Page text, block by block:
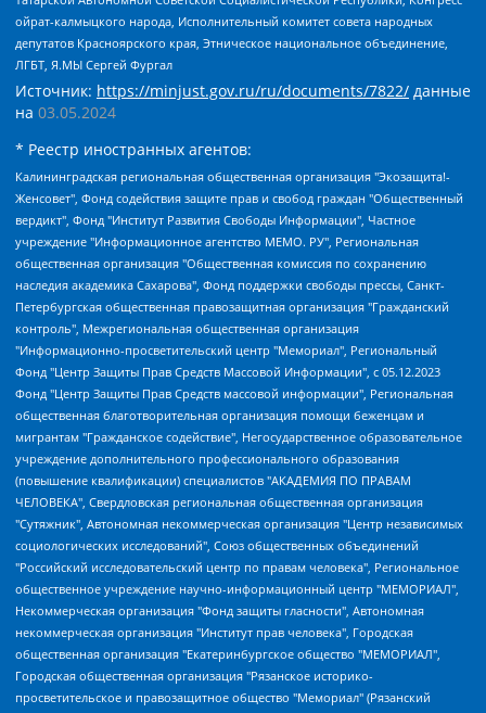
ойрат-калмыцкого народа, Исполнительный комитет совета народных
депутатов Красноярского края, Этническое национальное объединение,
ЛГБТ, Я.МЫ Сергей Фургал
Источник: https://minjust.gov.ru/ru/documents/7822/ данные
на 03.05.2024
* Реестр иностранных агентов:
Калининградская региональная общественная организация "Экозащита!-Женсовет", Фонд содействия защите прав и свобод граждан "Общественный вердикт", Фонд "Институт Развития Свободы Информации", Частное учреждение "Информационное агентство МЕМО. РУ", Региональная общественная организация "Общественная комиссия по сохранению наследия академика Сахарова", Фонд поддержки свободы прессы, Санкт-Петербургская общественная правозащитная организация "Гражданский контроль", Межрегиональная общественная организация "Информационно-просветительский центр "Мемориал", Региональный Фонд "Центр Защиты Прав Средств Массовой Информации", с 05.12.2023 Фонд "Центр Защиты Прав Средств массовой информации", Региональная общественная благотворительная организация помощи беженцам и мигрантам "Гражданское содействие", Негосударственное образовательное учреждение дополнительного профессионального образования (повышение квалификации) специалистов "АКАДЕМИЯ ПО ПРАВАМ ЧЕЛОВЕКА", Свердловская региональная общественная организация "Сутяжник", Автономная некоммерческая организация "Центр независимых социологических исследований", Союз общественных объединений "Российский исследовательский центр по правам человека", Региональное общественное учреждение научно-информационный центр "МЕМОРИАЛ", Некоммерческая организация "Фонд защиты гласности", Автономная некоммерческая организация "Институт прав человека", Городская общественная организация "Екатеринбургское общество "МЕМОРИАЛ", Городская общественная организация "Рязанское историко-просветительское и правозащитное общество "Мемориал" (Рязанский Мемориал), Челябинский региональный орган общественной самодеятельности – женское общественное объединение "Женщины Евразии", Челябинский региональный орган общественной самодеятельности "Уральская правозащитная группа", Фонд содействия защите здоровья и социальной справедливости имени Андрея Рылькова, Автономная Некоммерческая Организация "Аналитический Центр Юрия Левады", Автономная некоммерческая организация социальной поддержки населения "Проект Апрель", Региональная общественная организация помощи женщинам и детям, находящимся в кризисной ситуации "Информационно-методический центр "Анна", Фонд содействия развитию массовых коммуникаций и правовому просвещению "Так-так-Так", Фонд содействия устойчивому развитию "Серебряная тайга", Свердловский региональный общественный фонд социальных проектов "Новое время", "Idel.Реалии", Кавказ.Реалии, Крым.Реалии, Телеканал Настоящее Время, Татаро-башкирская служба Радио Свобода (Azatliq Radiosi), Радио Свободная Европа/Радио Свобода (PCE/PC), "Сибирь.Реалии", "Фактограф", Благотворительный фонд помощи осужденным и их семьям, Автономная некоммерческая организация "Институт глобализации и социальных движений", Фонд "В защиту прав заключенных", Частное учреждение "Центр поддержки и содействия развитию средств массовой информации", Пензенский региональный общественный благотворительный фонд "Гражданский союз", "Север.Реалии", Некоммерческая организация Фонд "Правовая инициатива", Общество с ограниченной ответственностью "Радио Свободная Европа/Радио Свобода", Чешское информационное агентство "MEDIUM-ORIENT", Красноярская региональная общественная организация "Мы против СПИДа", Камалягин Денис Николаевич, Маркелов Сергей Евгеньевич, Пономарев Лев Александрович, Савицкая Людмила Алексеевна, Автономная некоммерческая организация "Центр по работе с проблемой насилия "НАСИЛИЮ.НЕТ", Межрегиональный профессиональный союз работников здравоохранения "Альянс врачей", Юридическое лицо, зарегистрированное в Латвийской Республике, SIA "Medusa Project" (регистрационный номер 40103797863, дата регистрации 10.06.2014), Некоммерческая организация "Фонд по борьбе с коррупцией", Автономная некоммерческая организация "Институт права и публичной политики", Баданин Роман Сергеевич, Гликин Максим Александрович, Железнова Мария Михайловна, Лукьянова Юлия Сергеевна, Маетная Елизавета Витальевна, Маняхин Петр Борисович, Чуракова Ольга Владимировна, Ярош Юлия Петровна, Юридическое лицо "The Insider SIA", зарегистрированное в Риге, Латвийская Республика (дата регистрации 26.06.2015), являющееся администратором доменного имени интернет-издания "The Insider SIA", https://theins.ru, Постернак Алексей Евгеньевич, Рубин Михаил Аркадьевич, Анин Роман Александрович, Юридическое лицо Istories fonds, зарегистрированное в Латвийской Республике (регистрационный номер 50008295751, дата регистрации 24.02.2020), Великовский Дмитрий Александрович, Долинина Ирина Николаевна, Мароховская Алеся Алексеевна, Шлейнов Роман Юрьевич, Шмагун Олеся Валентиновна, Общество с ограниченной ответственностью "Альтаир 2021", Общество с ограниченной ответственностью "Вега 2021", Общество с ограниченной ответственностью "Главный редактор 2021", Общество с ограниченной ответственностью "Ромашки монолит", Важенков Артем Валерьевич, Ивановская областная общественная организация "Центр гендерных исследований", Гурман Юрий Альбертович, Медиапроект "ОВД-Инфо", Егоров Владимир Владимирович, Жилинский Владимир Александрович, Общество с ограниченной ответственностью "ЗП", Иванова София Юрьевна, Карезина Инна Павловна, Кильтау Екатерина Викторовна, Петров Алексей Викторович, Пискунов Сергей Евгеньевич, Смирнов Сергей Сергеевич, Тихонов Михаил Сергеевич, Общество с ограниченной ответственностью "ЖУРНАЛИСТ-ИНОСТРАННЫЙ АГЕНТ", Арапова Галина Юрьевна, Вольтская Татьяна Анатольевна, Американская компания "Mason G.E.S. Anonymous Foundation" (США), являющаяся владельцем интернет-издания https://mnews.world/, Компания "Stichting Bellingcat", зарегистрированная в Нидерландах (дата регистрации 11.07.2018), Захаров Андрей Вячеславович, Клепиковская Екатерина Дмитриевна, Общество с ограниченной ответственностью "МЕМО", Перл Роман Александрович, Симонов Евгений Алексеевич, Соловьева Елена Анатольевна, Сотников Даниил Владимирович, Сурначева Елизавета Дмитриевна, Автономная некоммерческая организация по защите прав человека и информированию населения "Якутия – Наше Мнение", Общество с ограниченной ответственностью "Москоу диджитал медиа", с 26.01.2023 Общество с ограниченной ответственностью "Чайка Белые сады", Ветошкина Валерия Валерьевна, Заговора Максим Александрович, Межрегиональное общественное движение "Российская ЛГБТ - сеть", Оленичев Максим Владимирович, Павлов Иван Юрьевич, Скворцова Елена Сергеевна, Общество с ограниченной ответственностью "Как бы инагент", Кочетков Игорь Викторович, Общество с ограниченной ответственностью "Честные выборы", Еланчик Олег Александрович, Общество с ограниченной ответственностью "Нобелевский призыв", Гималова Регина Эмилевна, Григорьев Андрей Валерьевич, Григорьева Алина Александровна, Ассоциация по содействию защите прав призывников, альтернативнослужащих и военнослужащих "Правозащитная группа "Гражданин.Армия.Право", Хисамова Регина Фаритовна, Автономная некоммерческая организация по реализации социально-правовых программ "Лилит", Дальневосточное общественное движение "Маяк", Санкт-Петербургская ЛГБТ-инициативная группа "Выход", Инициативная группа ЛГБТ+ "Реверс", Алексеев Андрей Викторович, Бекбулатова Таисия Львовна, Беляев Иван Михайлович, Владыкина Елена Сергеевна, Гельман Марат Александрович, Никульшина Вероника Юрьевна, Толоконникова Надежда Андреевна, Шендерович Виктор Анатольевич, Общество с ограниченной ответственностью "Данное сообщение", Общество с ограниченной ответственностью Издательский дом "Новая глава", Айнбиндер Александра Александровна, Московский комьюнити-центр для ЛГБТ+инициатив, Благотворительный фонд развития филантропии, Deutsche Welle (Германия, Kurt-Schumacher-Strasse 3, 53113 Bonn), Борзунова Мария Михайловна, Воробьев Виктор Викторович, Голубева Анна Львовна, Константинова Алла Михайловна, Малкова Ирина Владимировна, Мурадов Мурад Абдулгалимович, Осетинская Елизавета Николаевна, Понасенков Евгений Николаевич, Ганапольский Матвей Юрьевич, Киселев Евгений Алексеевич, Борухович Ирина Григорьевна, Дремин Иван Тимофеевич, Дубровский Дмитрий Викторович, Красноярская региональная общественная организация поддержки и развития альтернативных образовательных технологий и межкультурных коммуникаций "ИНТЕРРА", Маяковская Екатерина Алексеевна, Фейгин Марк Захарович, Филимонов Андрей Викторович, Дзугкоева Регина Николаевна, Доброхотов Роман Александрович, Дудь Юрий Александрович, Елкин Сергей Владимирович, Кругликов Кирилл Игоревич, Сабунаева Мария Леонидовна, Семенов Алексей Владимирович, Шаинян Карен Багратович, Шульман Екатерина Михайловна, Асафьев Артур Валерьевич, Вахштайн Виктор Семенович, Венедиктов Алексей Алексеевич, Лушникова Екатерина Евгеньевна, Волков Леонид Михайлович, Невзоров Александр Глебович, Пархоменко Сергей Борисович, Сироткин Ярослав Николаевич, Кара-Мурза Владимир Владимирович, Баранова Наталья Владимировна, Гозман Леонид Яковлевич, Кагарлицкий Борис Юльевич, Климарев Михаил Валерьевич, Милов Владимир Станиславович, Автономная некоммерческая организация Краснодарский центр современного искусства "Типография", Моргенштерн Алишер Тагирович, Соболь Любовь Эдуардовна, Общество с ограниченной ответственностью "ЛИЗА НОРМ", Каспаров Гарри Кимович, Ходорковский Михаил Борисович, Общество с ограниченной ответственностью "Апрельские тезисы", Данилович Ирина Брониславовна, Кашин Олег Владимирович, Петров Николай Владимирович, Пивоваров Алексей Владимирович, Соколов Михаил Владимирович, Цветкова Юлия Владимировна, Чичваркин Евгений Александрович, Комитет против пыток/Команда против пыток, Общество с ограниченной ответственностью "Первый научный", Общество с ограниченной ответственностью "Вертолет и ко", Белоцерковская Вероника Борисовна, Кац Максим Евгеньевич, Лазарева Татьяна Юрьевна, Шаведдинов Руслан Табризович, Яшин Илья Валерьевич, Общество с ограниченной ответственностью "Иноагент ААВ", Алешковский Дмитрий Петрович, Альбац Евгения Марковна, Быков Дмитрий Львович, Галямина Юлия Евгеньевна, Лойко Сергей Леонидович, Мартынов Кирилл Константинович, Медведев Сергей Александрович, Крашенинников Федор Геннадиевич, Гордеева Катерина Вл